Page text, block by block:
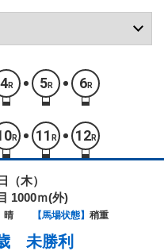
4R 5R 6R
R 11 R 12R
（木）
1000ｍ(外)
晴 【馬場状態】 稍重
未勝利